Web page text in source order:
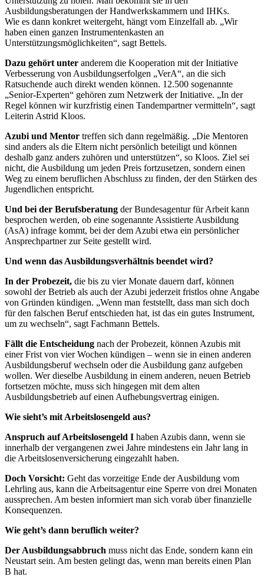
Ausbildungsberatungen der Handwerkskammern und IHKs.
Wie es dann konkret weitergeht, hängt vom Einzelfall ab. „Wir
haben einen ganzen Instrumentenkasten an
Unterstützungsmöglichkeiten“, sagt Bettels.
Dazu gehört unter anderem die Kooperation mit der Initiative
Verbesserung von Ausbildungserfolgen „VerA“, an die sich
Ratsuchende auch direkt wenden können. 12.500 sogenannte
„Senior-Experten“ gehören zum Netzwerk der Initiative. „In der
Regel können wir kurzfristig einen Tandempartner vermitteln“, sagt
Leiterin Astrid Kloos.
Azubi und Mentor treffen sich dann regelmäßig. „Die Mentoren
sind anders als die Eltern nicht persönlich beteiligt und können
deshalb ganz anders zuhören und unterstützen“, so Kloos. Ziel sei
nicht, die Ausbildung um jeden Preis fortzusetzen, sondern einen
Weg zu einem beruflichen Abschluss zu finden, der den Stärken des
Jugendlichen entspricht.
Und bei der Berufsberatung der Bundes­agentur für Arbeit kann
besprochen werden, ob eine sogenannte Assistierte Ausbildung
(AsA) infrage kommt, bei der dem Azubi etwa ein persönlicher
Ansprechpartner zur Seite gestellt wird.
Und wenn das Ausbildungsverhältnis beendet wird?
In der Probezeit, die bis zu vier Monate dauern darf, können
sowohl der Betrieb als auch der Azubi jederzeit fristlos ohne Angabe
von Gründen kündigen. „Wenn man feststellt, dass man sich doch
für den falschen Beruf entschieden hat, ist das ein gutes Instrument,
um zu wechseln“, sagt Fachmann Bettels.
Fällt die Entscheidung nach der Probezeit, können Azubis mit
einer Frist von vier Wochen kündigen – wenn sie in einen anderen
Ausbildungsberuf wechseln oder die Ausbildung ganz aufgeben
wollen. Wer dieselbe Ausbildung in einem anderen, neuen Betrieb
fortsetzen möchte, muss sich hingegen mit dem alten
Ausbildungsbetrieb auf einen Aufhebungsvertrag einigen.
Wie sieht’s mit Arbeitslosengeld aus?
Anspruch auf Arbeitslosengeld I haben Azubis dann, wenn sie
innerhalb der vergangenen zwei Jahre mindestens ein Jahr lang in
die Arbeitslosenversicherung eingezahlt haben.
Doch Vorsicht: Geht das vorzeitige Ende der Ausbildung vom
Lehrling aus, kann die Arbeitsagentur eine Sperre von drei Monaten
aussprechen. Am besten informiert man sich vorab über finanzielle
Konsequenzen.
Wie geht’s dann beruflich weiter?
Der Ausbildungsabbruch muss nicht das Ende, sondern kann ein
Neustart sein. Am besten gelingt das, wenn man bereits einen Plan
B hat.